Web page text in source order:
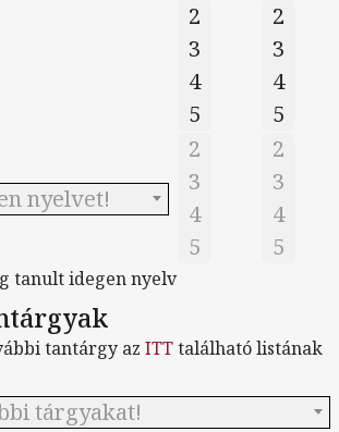
2
3
4
5
2
3
4
5
nyelvet!
2
3
4
5
2
3
4
5
tanult idegen nyelv
tantárgy az ITTtalálható listának
tárgyakat!